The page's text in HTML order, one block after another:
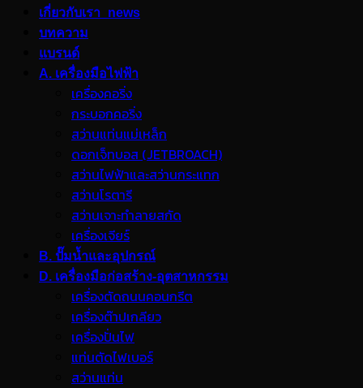
เกี่ยวกับเรา_news
บทความ
แบรนด์
A. เครื่องมือไฟฟ้า
เครื่องคอริ่ง
กระบอกคอริ่ง
สว่านแท่นแม่เหล็ก
ดอกเจ็ทบอส (JETBROACH)
สว่านไฟฟ้าและสว่านกระแทก
สว่านโรตารี
สว่านเจาะทำลายสกัด
เครื่องเจียร์
B. ปั๊มน้ำและอุปกรณ์
D. เครื่องมือก่อสร้าง-อุตสาหกรรม
เครื่องตัดถนนคอนกรีต
เครื่องต๊าปเกลียว
เครื่องปั่นไฟ
แท่นตัดไฟเบอร์
สว่านแท่น